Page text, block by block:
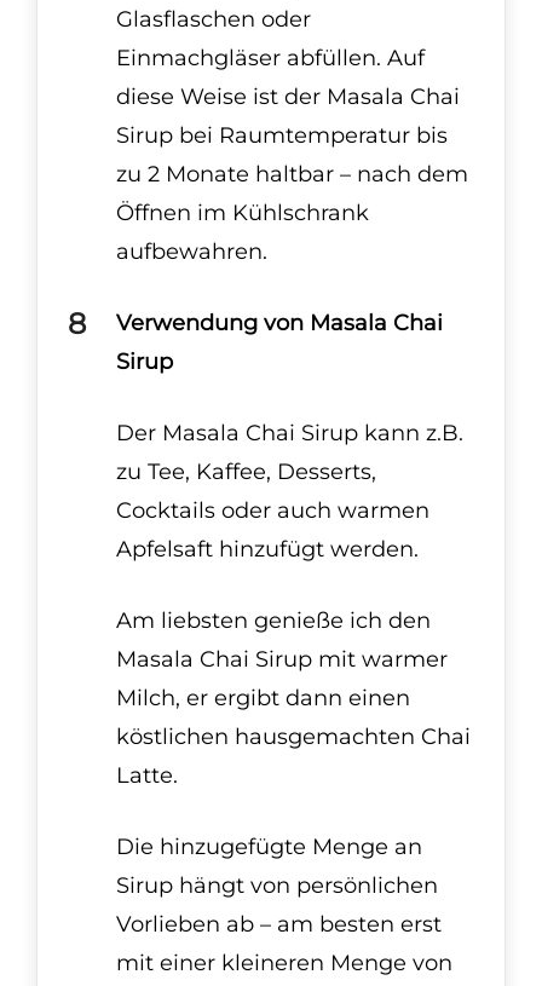
Glasflaschen oder
Einmachgläser abfüllen. Auf
diese Weise ist der Masala Chai
Sirup bei Raumtemperatur bis
zu 2 Monate haltbar – nach dem
Öffnen im Kühlschrank
aufbewahren.
Verwendung von Masala Chai
Sirup
Der Masala Chai Sirup kann z.B.
zu Tee, Kaffee, Desserts,
Cocktails oder auch warmen
Apfelsaft hinzufügt werden.
Am liebsten genieße ich den
Masala Chai Sirup mit warmer
Milch, er ergibt dann einen
köstlichen hausgemachten Chai
Latte.
Die hinzugefügte Menge an
Sirup hängt von persönlichen
Vorlieben ab – am besten erst
mit einer kleineren Menge von